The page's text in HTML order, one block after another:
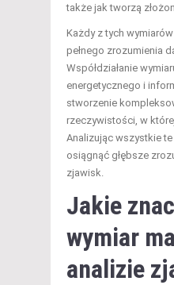
także jak tworzą
Każdy z tych
pełnego zrozumienia
Współdziałanie
energetycznego i
stworzenie
rzeczywistości, w
Analizując wszystkie
osiągnąć głębsze
zjawisk.
Jakie
wymiar
analizie